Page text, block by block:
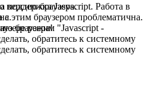
поддержка Jasvscript. Работа в
режим "Javascript -
обратитесь к системному
версию браузера.
этим браузером проблематична.
браузера!
обратитесь к системному